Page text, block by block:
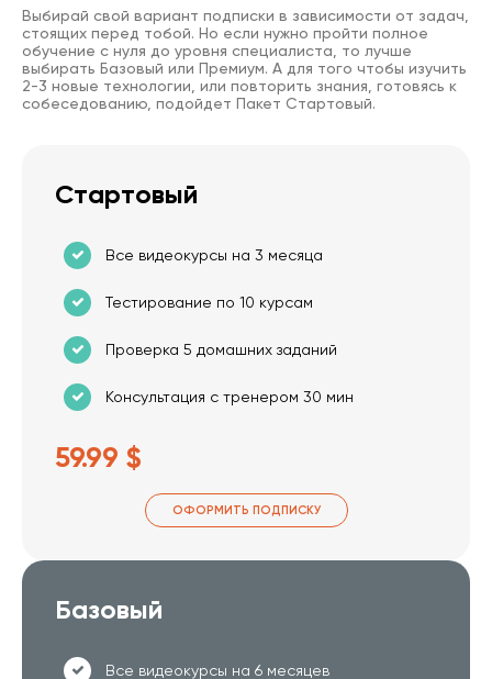
Выбирай свой вариант подписки в зависимости от задач,
стоящих перед тобой. Но если нужно пройти полное
обучение с нуля до уровня специалиста, то лучше
выбирать Базовый или Премиум. А для того чтобы изучить
2-3 новые технологии, или повторить знания, готовясь к
собеседованию, подойдет Пакет Стартовый.
Стартовый
Все видеокурсы на 3 месяца
Тестирование по 10 курсам
Проверка 5 домашних заданий
Консультация с тренером 30 мин
59.99 $
ОФОРМИТЬ ПОДПИСКУ
Базовый
Все видеокурсы на 6 месяцев